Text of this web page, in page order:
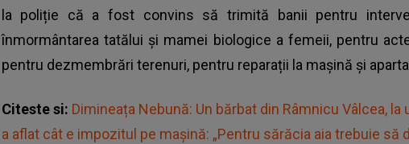
la poliție că a fost convins să trimită banii pentru
înmormântarea tatălui și mamei biologice a femeii, pentru
pentru dezmembrări terenuri, pentru reparații la mașină și
Citeste si: Dimineața Nebună: Un bărbat din Râmnicu Vâlcea,
a aflat cât e impozitul pe maşină: „Pentru sărăcia aia trebuie să